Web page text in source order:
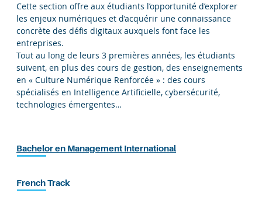
Cette section offre aux étudiants l’opportunité d’explorer
les enjeux numériques et d’acquérir une connaissance
concrète des défis digitaux auxquels font face les
entreprises.
Tout au long de leurs 3 premières années, les étudiants
suivent, en plus des cours de gestion, des enseignements
en « Culture Numérique Renforcée » : des cours
spécialisés en Intelligence Artificielle, cybersécurité,
technologies émergentes…
Bachelor en Management International
French Track